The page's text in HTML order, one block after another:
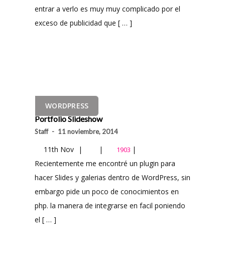
entrar a verlo es muy muy complicado por el
exceso de publicidad que [ … ]
WORDPRESS
Portfolio Slideshow
Staff - 11 noviembre, 2014
11th Nov | | 1903 |
Recientemente me encontré un plugin para
hacer Slides y galerias dentro de WordPress, sin
embargo pide un poco de conocimientos en
php. la manera de integrarse en facil poniendo
el [ … ]